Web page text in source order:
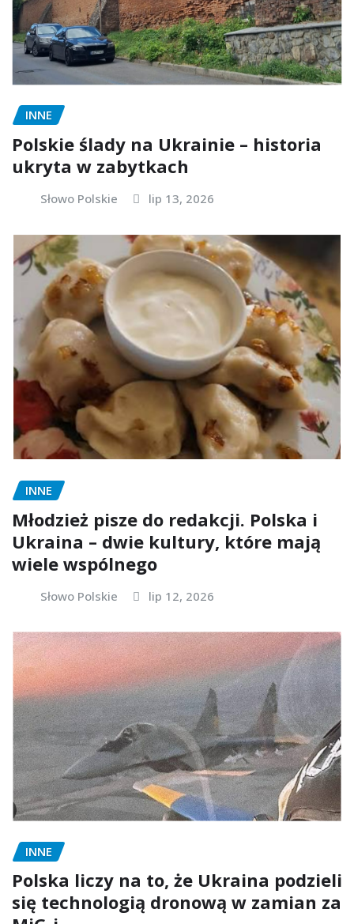
INNE
Polskie ślady na Ukrainie – historia
ukryta w zabytkach
Słowo Polskie lip 13, 2026
INNE
Młodzież pisze do redakcji. Polska i
Ukraina – dwie kultury, które mają
wiele wspólnego
Słowo Polskie lip 12, 2026
INNE
Polska liczy na to, że Ukraina podzieli
się technologią dronową w zamian za